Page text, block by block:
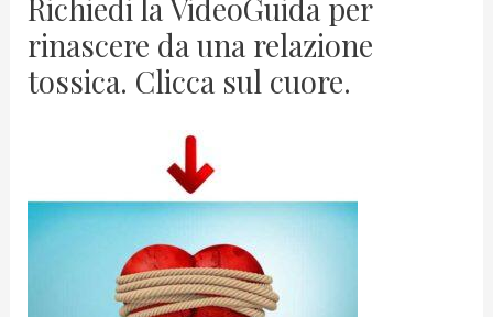
Richiedi la VideoGuida per
rinascere da una relazione
tossica. Clicca sul cuore.